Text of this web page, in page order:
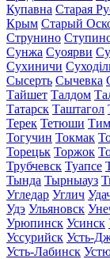
Купавна Старая
Крым Старый
Струнино
Сунжа Суоярви
Сухиничи
Сысерть Сычевка
Тайшет Талдом
Татарск Таштагол
Терек Тетюши
Тогучин Токмак
Торецьк Торжок
Трубчевск Туапсе
Тында Тырныауз
Угледар Углич
Удэ Ульяновск
Урюпинск Усинск
Уссурийск Усть-
Усть-Лабинск